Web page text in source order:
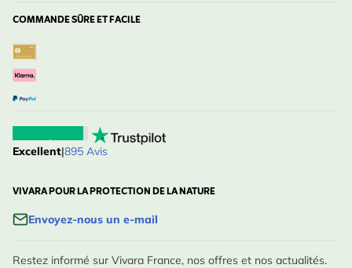
COMMANDE SÛRE ET FACILE
Excellent|895 Avis
VIVARA POUR LA PROTECTION DE LA NATURE
Envoyez-nous un e-mail
Restez informé sur Vivara France, nos offres et nos actualités.